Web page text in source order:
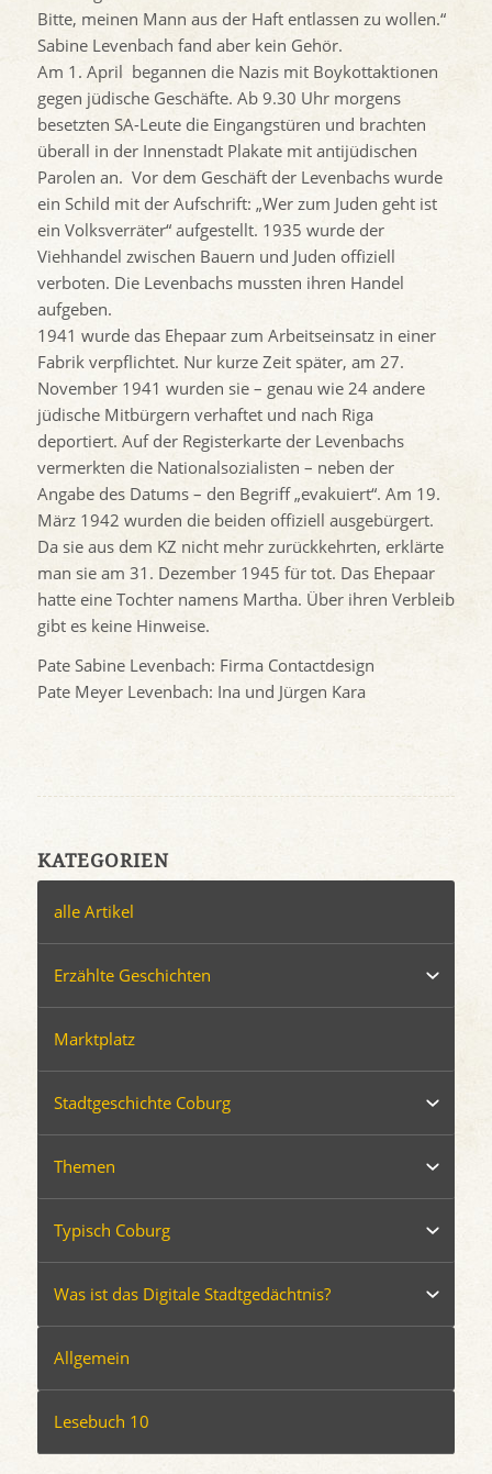
Bitte, meinen Mann aus der Haft entlassen zu wollen.“
Sabine Levenbach fand aber kein Gehör.
Am 1. April begannen die Nazis mit Boykottaktionen
gegen jüdische Geschäfte. Ab 9.30 Uhr morgens
besetzten SA-Leute die Eingangstüren und brachten
überall in der Innenstadt Plakate mit antijüdischen
Parolen an. Vor dem Geschäft der Levenbachs wurde
ein Schild mit der Aufschrift: „Wer zum Juden geht ist
ein Volksverräter“ aufgestellt. 1935 wurde der
Viehhandel zwischen Bauern und Juden offiziell
verboten. Die Levenbachs mussten ihren Handel
aufgeben.
1941 wurde das Ehepaar zum Arbeitseinsatz in einer
Fabrik verpflichtet. Nur kurze Zeit später, am 27.
November 1941 wurden sie – genau wie 24 andere
jüdische Mitbürgern verhaftet und nach Riga
deportiert. Auf der Registerkarte der Levenbachs
vermerkten die Nationalsozialisten – neben der
Angabe des Datums – den Begriff „evakuiert“. Am 19.
März 1942 wurden die beiden offiziell ausgebürgert.
Da sie aus dem KZ nicht mehr zurückkehrten, erklärte
man sie am 31. Dezember 1945 für tot. Das Ehepaar
hatte eine Tochter namens Martha. Über ihren Verbleib
gibt es keine Hinweise.
Pate Sabine Levenbach: Firma Contactdesign
Pate Meyer Levenbach: Ina und Jürgen Kara
KATEGORIEN
alle Artikel
Erzählte Geschichten
Marktplatz
Stadtgeschichte Coburg
Themen
Typisch Coburg
Was ist das Digitale Stadtgedächtnis?
Allgemein
Lesebuch 10